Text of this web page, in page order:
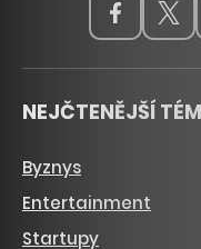
NEJČTENĚJŠÍ
Byznys
Entertainment
Startupy